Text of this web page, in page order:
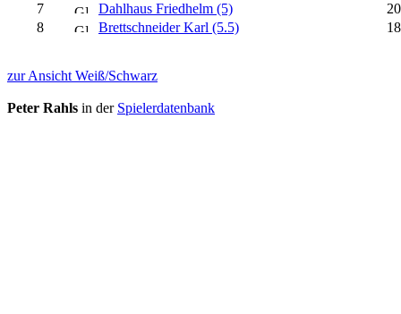
7
Dahlhaus Friedhelm (5)
8
Brettschneider Karl (5.5)
zur Ansicht Weiß/Schwarz
Peter Rahls in der Spielerdatenbank